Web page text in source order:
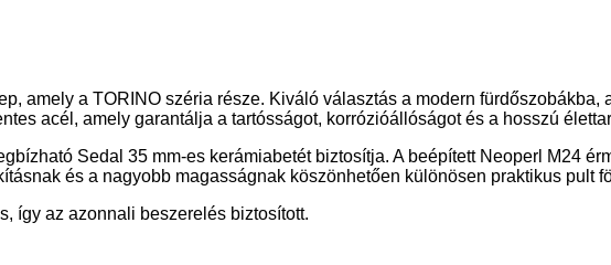
amely a TORINO széria része. Kiváló választás a modern fürdőszobákba,
acél, amely garantálja a tartósságot, korrózióállóságot és a hosszú
Sedal 35 mm-es kerámiabetét biztosítja. A beépített Neoperl M24
és a nagyobb magasságnak köszönhetően különösen praktikus pult
így az azonnali beszerelés biztosított.